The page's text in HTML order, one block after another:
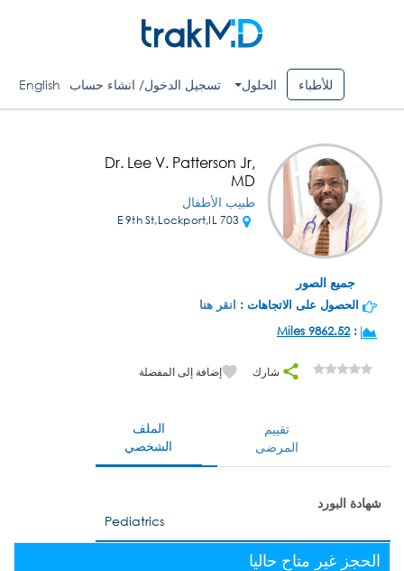
للأطباء الحلول تسجيل الدخول/ انشاء حساب English
جميع الصور
Dr. Lee V. Patterson Jr,
MD
طبيب الأطفال
الحصول على الاتجاهات : انقر هنا
:
9862.52 Miles
شارك إضافة إلى المفضلة
الملف
الشخصي
تقييم
المرضى
شهادة البورد
Pediatrics
الحجز غير متاح حاليا